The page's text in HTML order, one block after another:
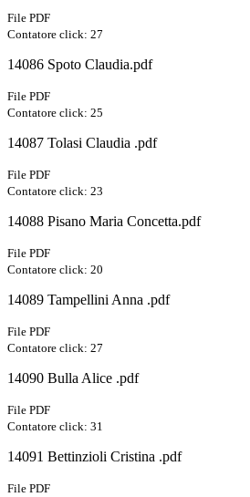
File PDF
Contatore click: 27
14086 Spoto Claudia.pdf
File PDF
Contatore click: 25
14087 Tolasi Claudia .pdf
File PDF
Contatore click: 23
14088 Pisano Maria Concetta.pdf
File PDF
Contatore click: 20
14089 Tampellini Anna .pdf
File PDF
Contatore click: 27
14090 Bulla Alice .pdf
File PDF
Contatore click: 31
14091 Bettinzioli Cristina .pdf
File PDF